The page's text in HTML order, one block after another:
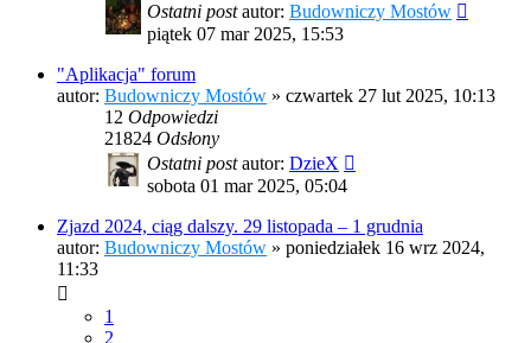
Ostatni postautor: Budowniczy Mostów
piątek 07 mar 2025, 15:53
"Aplikacja" forum
autor: Budowniczy Mostów » czwartek 27 lut 2025, 10:13
12 Odpowiedzi
21824 Odsłony
Ostatni postautor: DzieX
sobota 01 mar 2025, 05:04
Zjazd 2024, ciąg dalszy. 29 listopada – 1 grudnia
autor: Budowniczy Mostów » poniedziałek 16 wrz 2024,
11:33
1
2